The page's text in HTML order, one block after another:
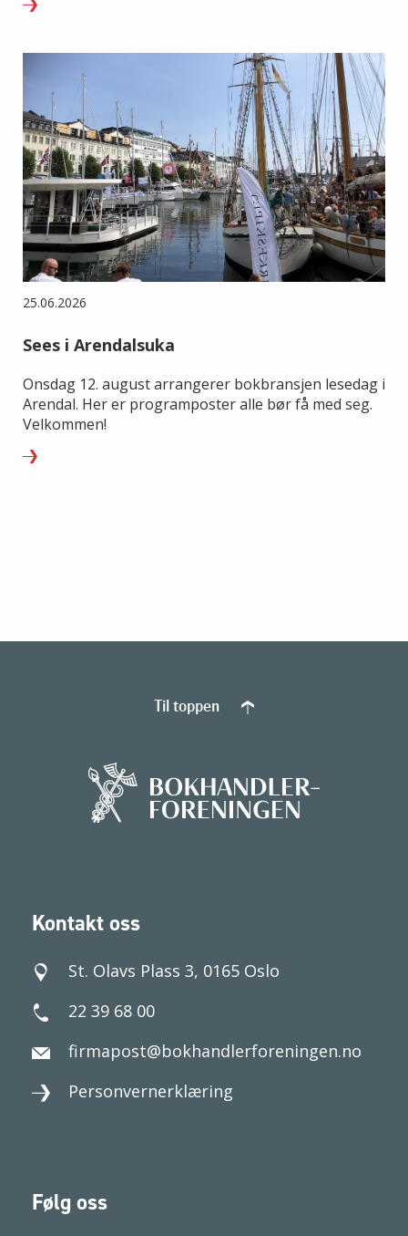
25.06.2026
Sees i Arendalsuka
Onsdag 12. august arrangerer bokbransjen lesedag i
Arendal. Her er programposter alle bør få med seg.
Velkommen!
Kontakt oss
St. Olavs Plass 3, 0165 Oslo
22 39 68 00
firmapost@bokhandlerforeningen.no
Personvernerklæring
Følg oss
Til toppen